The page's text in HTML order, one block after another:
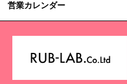
営業カレンダー